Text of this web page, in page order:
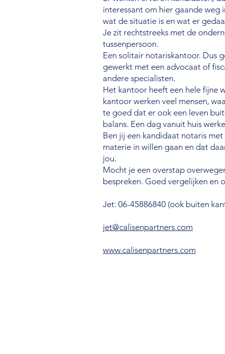
interessant om hier gaande weg
wat de situatie is en wat er
Je zit rechtstreeks met de
tussenpersoon.
Een solitair notariskantoor. Dus
gewerkt met een advocaat of
andere specialisten.
Het kantoor heeft een hele fijne
kantoor werken veel mensen,
te goed dat er ook een leven
balans. Een dag vanuit huis
Ben jij een kandidaat notaris
materie in willen gaan en dat
jou.
Mocht je een overstap
bespreken. Goed vergelijken en
Jet: 06-45886840 (ook buiten
jet@calisenpartners.com
www.calisenpartners.com